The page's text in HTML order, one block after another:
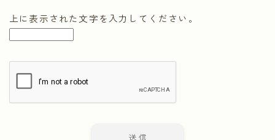
上に表示された文字を入力してください。